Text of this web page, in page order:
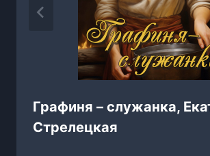
Графиня – служанка,
Стрелецкая